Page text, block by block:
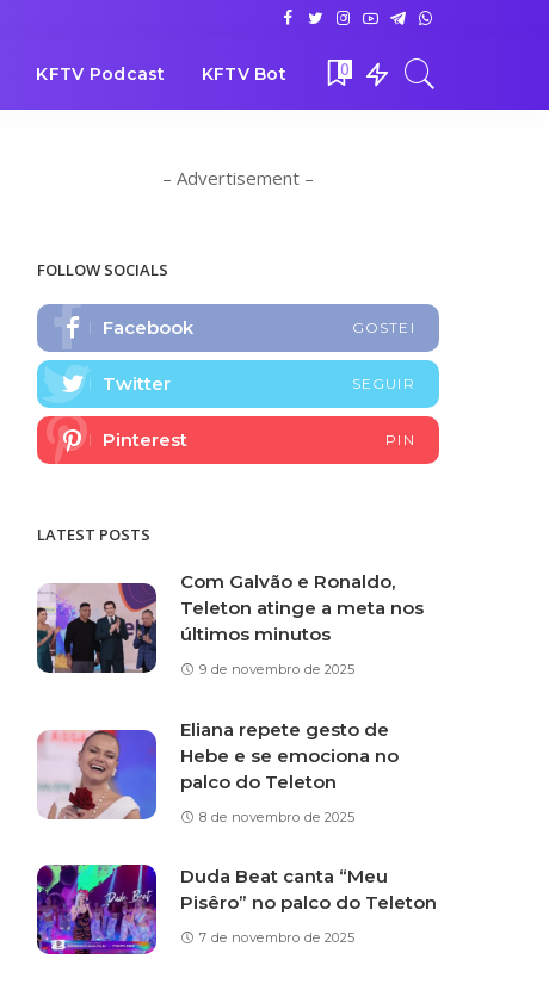
KFTV Podcast KFTV Bot 0
– Advertisement –
FOLLOW SOCIALS
Facebook GOSTEI
Twitter SEGUIR
Pinterest PIN
LATEST POSTS
Com Galvão e Ronaldo,
Teleton atinge a meta nos
últimos minutos
9 de novembro de 2025
Eliana repete gesto de
Hebe e se emociona no
palco do Teleton
8 de novembro de 2025
Duda Beat canta “Meu
Pisêro” no palco do Teleton
7 de novembro de 2025